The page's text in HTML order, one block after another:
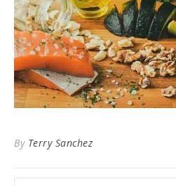
By Terry Sanchez